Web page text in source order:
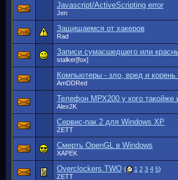
Javascript/ActiveScripting error
Jen
Защищаемся от хакеров
Rad
Записи сумасшедшего или
stalker[fox]
Компьютеры - зло, вред и
AmDDRed
Телефон МРХ200 у кого такойже
Alex2K
Cервис-пак 2 для Windows ХР
ZETT
Смерть OpenGL в Windows
XAPEK
Overclockers.TWO ( 1 2 3 4 5)
ZETT